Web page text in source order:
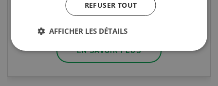
agrémenter les tagliatelles d’un peu de beurre
fondu et de poivre.
EN SAVOIR PLUS
REFUSER TOUT
AFFICHER LES DÉTAILS